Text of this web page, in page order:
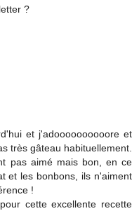
?
et j'adoooooooooore et
très gâteau habituellement.
pas aimé mais bon, en ce
et les bonbons, ils n'aiment
!
cette excellente recette